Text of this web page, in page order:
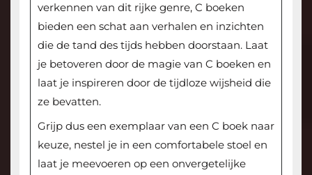
verkennen van dit rijke genre, C boeken
bieden een schat aan verhalen en inzichten
die de tand des tijds hebben doorstaan. Laat
je betoveren door de magie van C boeken en
laat je inspireren door de tijdloze wijsheid die
ze bevatten.
Grijp dus een exemplaar van een C boek naar
keuze, nestel je in een comfortabele stoel en
laat je meevoeren op een onvergetelijke